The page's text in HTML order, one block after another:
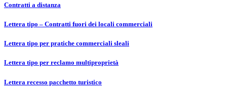
Contratti a distanza
Lettera tipo – Contratti fuori dei locali commerciali
Lettera tipo per pratiche commerciali sleali
Lettera tipo per reclamo multiproprietà
Lettera recesso pacchetto turistico